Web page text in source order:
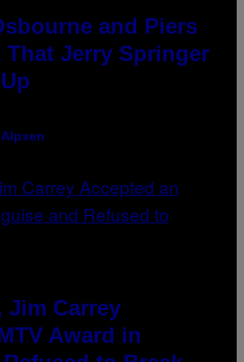
and Piers
Jerry Springer
Jim Carrey
Award in